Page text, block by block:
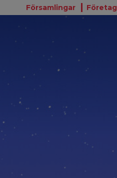
Församlingar Företag